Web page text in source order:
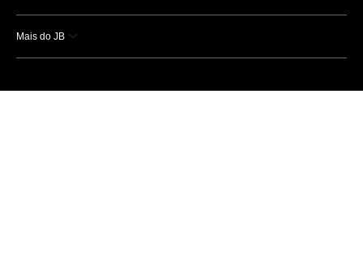
Mais do JB
Esportes